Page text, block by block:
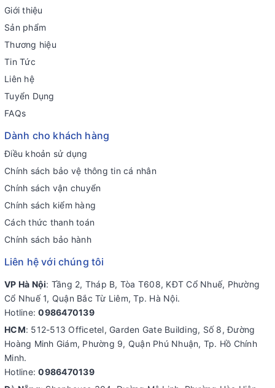
Giới thiệu
Sản phẩm
Thương hiệu
Tin Tức
Liên hệ
Tuyển Dụng
FAQs
Dành cho khách hàng
Điều khoản sử dụng
Chính sách bảo vệ thông tin cá nhân
Chính sách vận chuyển
Chính sách kiểm hàng
Cách thức thanh toán
Chính sách bảo hành
Liên hệ với chúng tôi
VP Hà Nội: Tầng 2, Tháp B, Tòa T608, KĐT Cổ Nhuế, Phường
Cổ Nhuế 1, Quận Bắc Từ Liêm, Tp. Hà Nội.
Hotline:0986470139
HCM: 512-513 Officetel, Garden Gate Building, Số 8, Đường
Hoàng Minh Giám, Phường 9, Quận Phú Nhuận, Tp. Hồ Chính
Minh.
Hotline:0986470139